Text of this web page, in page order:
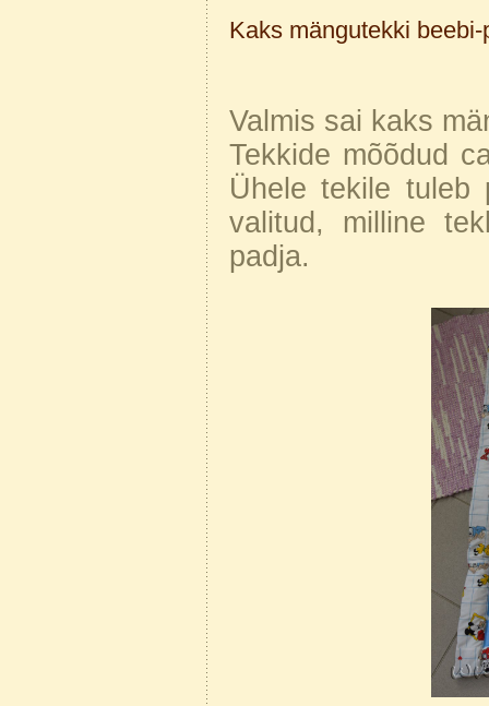
Kaks mängutekki
Valmis sai kaks
Tekkide mõõdud
Ühele tekile
valitud, milline
padja.​